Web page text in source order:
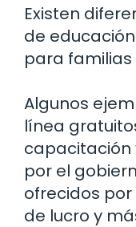
Existen
de
para familias
Algunos
línea
capacitación
por el
ofrecidos por
de lucro y